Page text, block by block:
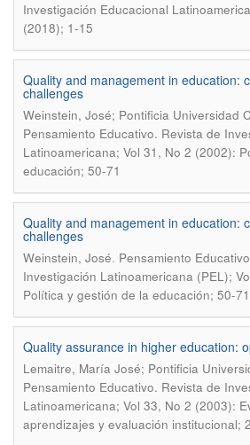
Investigación Educacional
(2018); 1-15
Quality and management in education:
challenges
Weinstein, José; Pontificia Universidad
Pensamiento Educativo. Revista de
Latinoamericana; Vol 31, No 2 (2002):
educación; 50-71
Quality and management in education:
challenges
Weinstein, José. Pensamiento
Investigación Latinoamericana (PEL);
Política y gestión de la educación; 50-71
Quality assurance in higher education:
Lemaitre, María José; Pontificia
Pensamiento Educativo. Revista de
Latinoamericana; Vol 33, No 2 (2003):
aprendizajes y evaluación institucional;